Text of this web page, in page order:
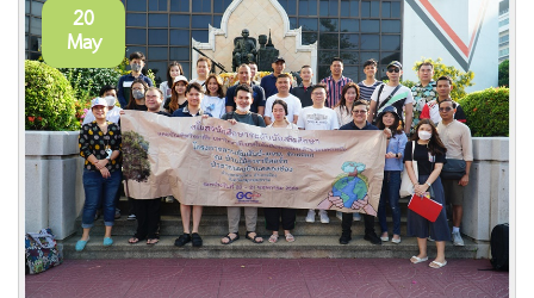
20
May